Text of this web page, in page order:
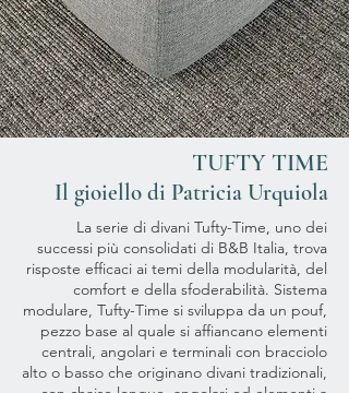
TUFTY TIME
Il gioiello di Patricia Urquiola
La serie di divani Tufty-Time, uno dei
successi più consolidati di B&B Italia, trova
risposte efficaci ai temi della modularità, del
comfort e della sfoderabilità. Sistema
modulare, Tufty-Time si sviluppa da un pouf,
pezzo base al quale si affiancano elementi
centrali, angolari e terminali con bracciolo
alto o basso che originano divani tradizionali,